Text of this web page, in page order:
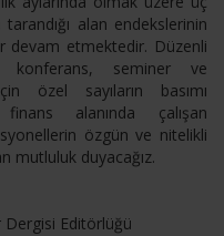
alan endekslerinin
devam etmektedir. Düzenli
konferans, seminer ve
özel sayıların basımı
alanında çalışan
özgün ve nitelikli
mutluluk duyacağız.
Editörlüğü